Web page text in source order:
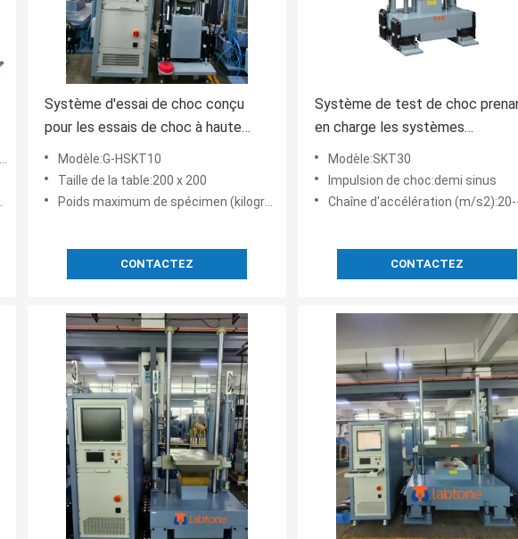
Système d'essai de choc conçu
pour les essais de choc à haute
accélération avec positionnement
électrique du porte-avions et
caractéristiques de table en
Modèle:G-HSKT10
Taille de la table:200 x 200
Poids maximum de spécimen (kilogrammes):10
CONTACTEZ
Système de test de choc
en charge les systèmes
d'exploitation Windows 7 et 10
avec interface USB 2.0 pour la
communication de données et la
Modèle:SKT30
Impulsion de choc:demi sinus
Chaîne d'accélération (m/
CONTACTEZ